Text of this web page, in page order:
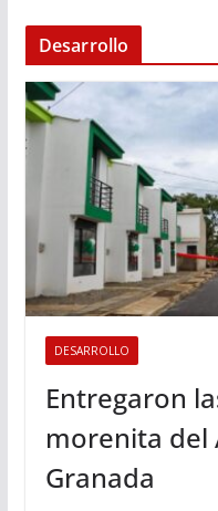
Desarrollo
DESARROLLO
Entregaron
morenita del
Granada